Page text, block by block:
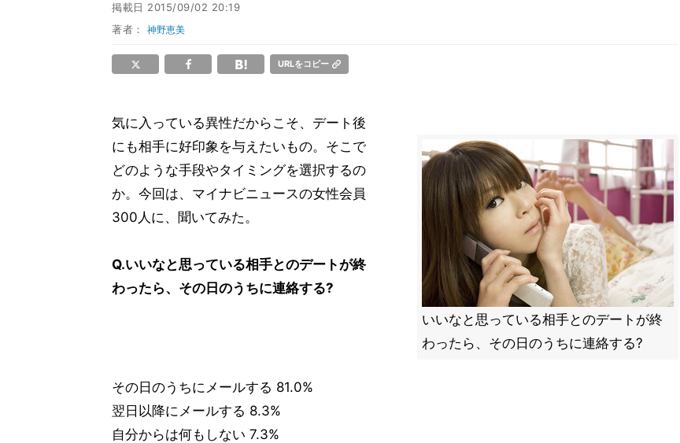
掲載日 2015/09/02 20:19
著者：神野恵美
URLをコピー
いいなと思っている相手とのデートが終
わったら、その日のうちに連絡する?
気に入っている異性だからこそ、デート後
にも相手に好印象を与えたいもの。そこで
どのような手段やタイミングを選択するの
か。今回は、マイナビニュースの女性会員
300人に、聞いてみた。
Q.いいなと思っている相手とのデートが終
わったら、その日のうちに連絡する?
その日のうちにメールする 81.0%
翌日以降にメールする 8.3%
自分からは何もしない 7.3%